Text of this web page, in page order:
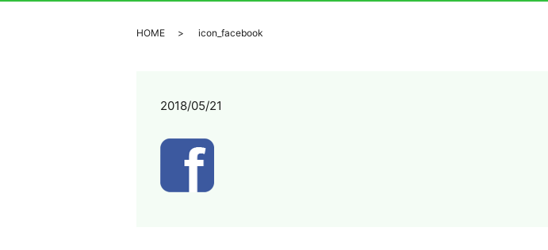
HOME icon_facebook
2018/05/21